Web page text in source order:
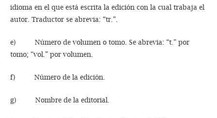
idioma en el que está escrita la edición con la cual trabaja el
autor. Traductor se abrevia: “tr.”.
e) Número de volumen o tomo. Se abrevia: “t.” por
tomo; “vol.” por volumen.
f) Número de la edición.
g) Nombre de la editorial.